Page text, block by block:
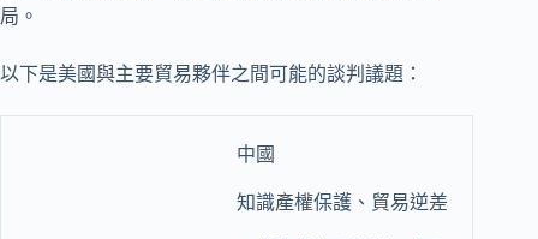
局。
以下是美國與主要貿易夥伴之間可能的談判議題：
中國
知識產權保護、貿易逆差